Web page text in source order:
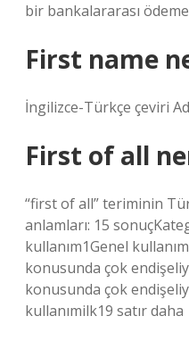
bir bankalararası
First name
İngilizce-Türkçe çeviri
First of all
“first of all” teriminin
anlamları: 15
kullanım1Genel
konusunda çok
konusunda çok
kullanımilk19 satır daha